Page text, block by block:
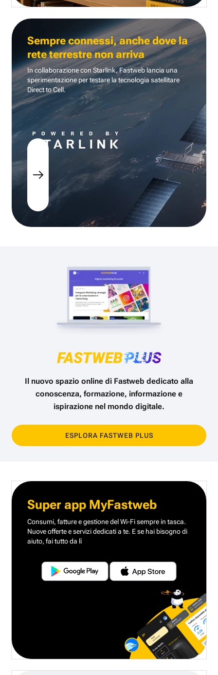
Sempre connessi, anche dove la
rete terrestre non arriva
In collaborazione con Starlink, Fastweb lancia una
sperimentazione per testare la tecnologia satellitare
Direct to Cell.
Il nuovo spazio online di Fastweb dedicato alla
conoscenza, formazione, informazione e
ispirazione nel mondo digitale.
ESPLORA FASTWEB PLUS
Super app MyFastweb
Consumi, fatture e gestione del Wi-Fi sempre in tasca.
Nuove offerte e servizi dedicati a te. E se hai bisogno di
aiuto, fai tutto da lì